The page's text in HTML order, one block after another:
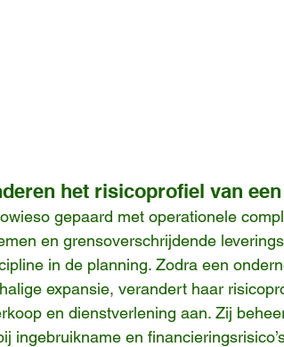
het risicoprofiel van
gepaard met operationele
en grensoverschrijdende
in de planning. Zodra een
expansie, verandert haar
en dienstverlening aan. Zij
ingebruikname en